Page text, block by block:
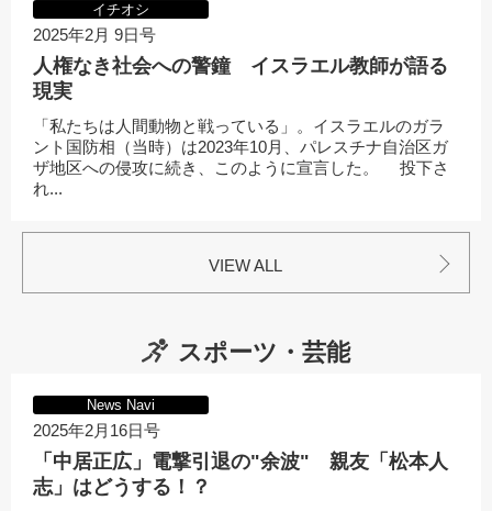
イチオシ
2025年2月 9日号
人権なき社会への警鐘 イスラエル教師が語る
現実
「私たちは人間動物と戦っている」。イスラエルのガラ
ント国防相（当時）は2023年10月、パレスチナ自治区ガ
ザ地区への侵攻に続き、このように宣言した。 投下さ
れ...
VIEW ALL
スポーツ・芸能
News Navi
2025年2月16日号
「中居正広」電撃引退の"余波" 親友「松本人
志」はどうする！？